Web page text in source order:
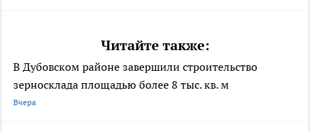
Читайте также:
В Дубовском районе завершили строительство
зерносклада площадью более 8 тыс. кв. м
Вчера